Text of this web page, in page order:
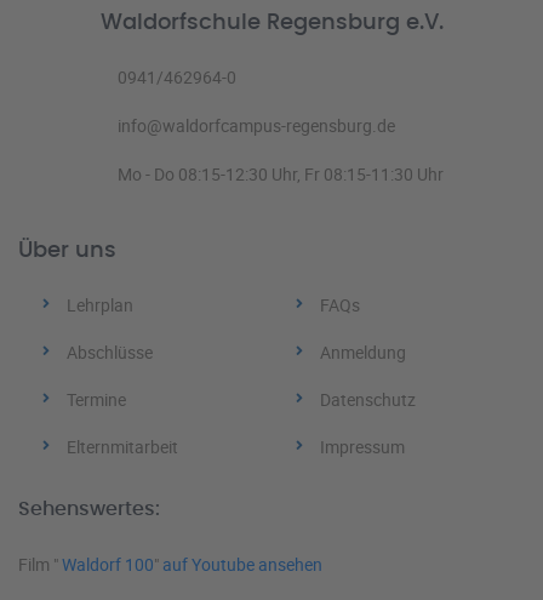
Waldorfschule Regensburg e.V.
0941/462964-0
info@waldorfcampus-regensburg.de
Mo - Do 08:15-12:30 Uhr, Fr 08:15-11:30 Uhr
Über uns
Lehrplan FAQs
Abschlüsse Anmeldung
Termine Datenschutz
Elternmitarbeit Impressum
Sehenswertes:
Film "Waldorf 100" auf Youtube ansehen